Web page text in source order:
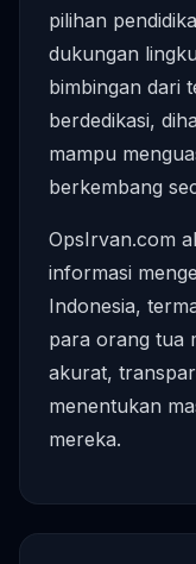
pilihan
dukungan
bimbingan dari
berdedikasi,
mampu
berkembang
OpsIrvan.com
informasi
Indonesia,
para orang tua
akurat,
menentukan
mereka.